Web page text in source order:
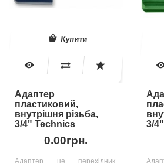
Купити
Адаптер
пластиковий,
внутрішня різьба,
3/4" Technics
0.00грн.
Адаптер це перехідник,
3/